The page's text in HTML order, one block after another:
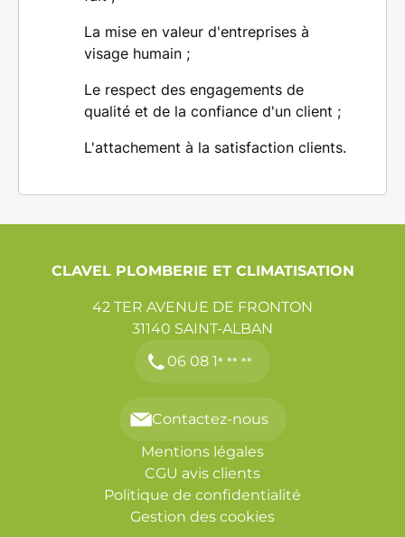
La mise en valeur d'entreprises à
visage humain ;
Le respect des engagements de
qualité et de la confiance d'un client ;
L'attachement à la satisfaction clients.
CLAVEL PLOMBERIE ET CLIMATISATION
42 TER AVENUE DE FRONTON
31140 SAINT-ALBAN
06 08 1* ** **
Contactez-nous
Mentions légales
CGU avis clients
Politique de confidentialité
Gestion des cookies